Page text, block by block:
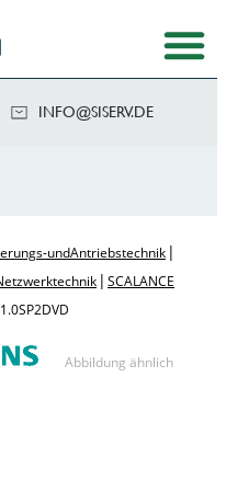
ED.VRE
SIS@OF
NI
und Antriebstechnik |
| SCALANCE
SP 2 DVD
Abbildung ähnlich